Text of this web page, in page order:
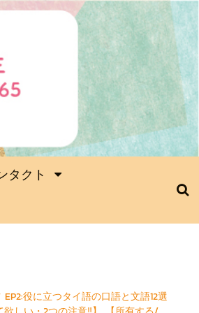
タクト
役に立つタイ語の口語と文語12選